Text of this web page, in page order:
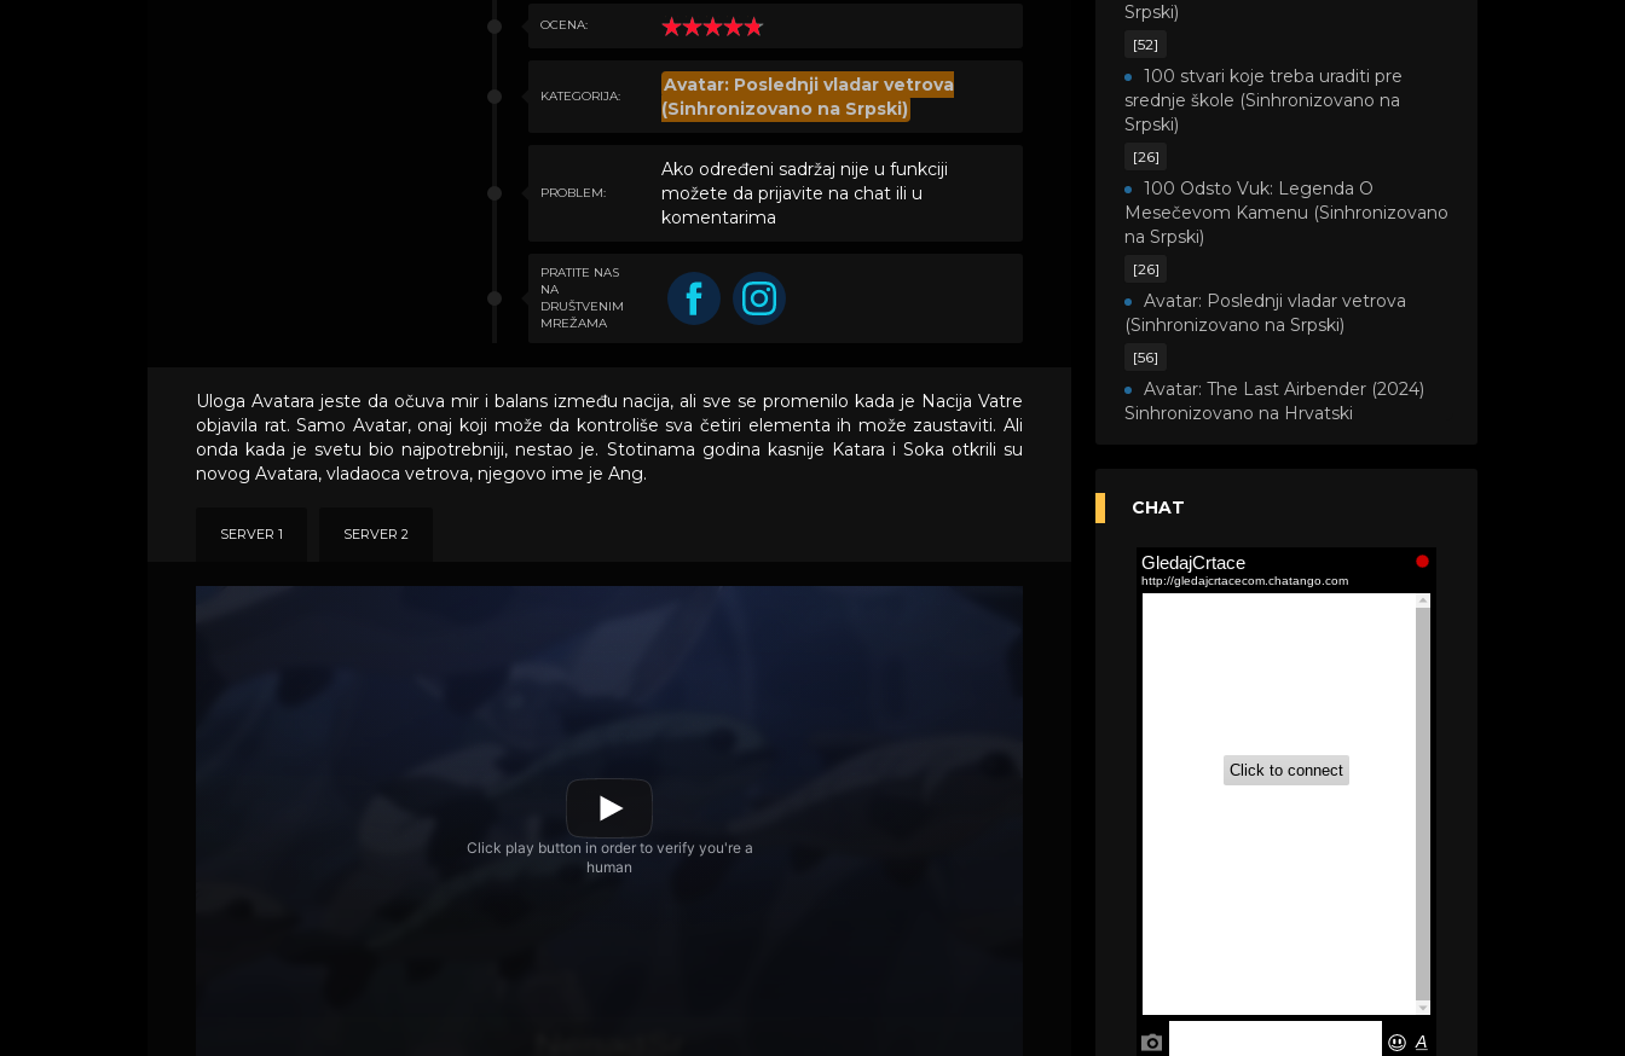
OCENA:
KATEGORIJA:
Avatar: Poslednji vladar vetrova
(Sinhronizovano na Srpski)
PROBLEM:
Ako određeni sadržaj nije u funkciji
možete da prijavite na chat ili u
komentarima
PRATITE NAS
NA
DRUŠTVENIM
MREŽAMA
Uloga Avatara jeste da očuva mir i balans između nacija, ali sve se promenilo kada je Nacija Vatre
objavila rat. Samo Avatar, onaj koji može da kontroliše sva četiri elementa ih može zaustaviti. Ali
onda kada je svetu bio najpotrebniji, nestao je. Stotinama godina kasnije Katara i Soka otkrili su
novog Avatara, vladaoca vetrova, njegovo ime je Ang.
SERVER 1 SERVER 2
Srpski)
[52]
100 stvari koje treba uraditi pre
srednje škole (Sinhronizovano na
Srpski)
[26]
100 Odsto Vuk: Legenda O
Mesečevom Kamenu (Sinhronizovano
na Srpski)
[26]
Avatar: Poslednji vladar vetrova
(Sinhronizovano na Srpski)
[56]
Avatar: The Last Airbender (2024)
Sinhronizovano na Hrvatski
(Sinhronizovano na Srpski)
Akademija čarolija (Wits Academy)
Sinhronizovano na Srpski
Tunes,2020) Sinhronizovano na Srpski
Okura (Sinhronizovano na Srpski)
CHAT